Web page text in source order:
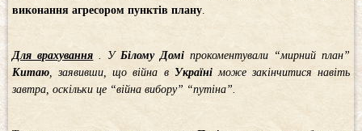
виконання агресором пунктів плану
Для врахування . У Білому Доміпрокоментували “мирний план”
Китаю , заявивши, що війна в Україніможе закінчитися навіть
завтра, оскільки це “війна вибору” “путіна”.